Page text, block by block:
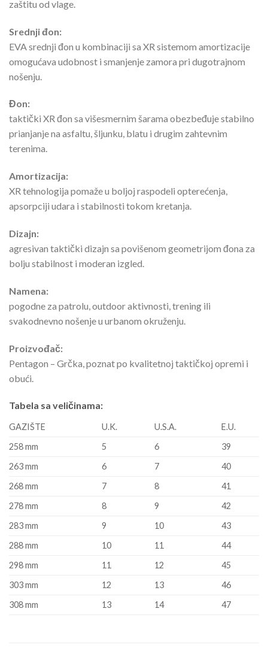
zaštitu od vlage.
Srednji đon:
EVA srednji đon u kombinaciji sa XR sistemom amortizacije
omogućava udobnost i smanjenje zamora pri dugotrajnom
nošenju.
Đon:
taktički XR đon sa višesmernim šarama obezbeđuje stabilno
prianjanje na asfaltu, šljunku, blatu i drugim zahtevnim
terenima.
Amortizacija:
XR tehnologija pomaže u boljoj raspodeli opterećenja,
apsorpciji udara i stabilnosti tokom kretanja.
Dizajn:
agresivan taktički dizajn sa povišenom geometrijom đona za
bolju stabilnost i moderan izgled.
Namena:
pogodne za patrolu, outdoor aktivnosti, trening ili
svakodnevno nošenje u urbanom okruženju.
Proizvođač:
Pentagon – Grčka, poznat po kvalitetnoj taktičkoj opremi i
obući.
Tabela sa veličinama:
GAZIŠTE U.K. U.S.A.
E.U.
258 mm
5 6
39
263 mm
6 7
40
268 mm
7 8
41
278 mm
8 9
42
283 mm
9 10
43
288 mm
10 11
44
298 mm
11 12
45
303 mm
12 13
46
308 mm
13 14 47